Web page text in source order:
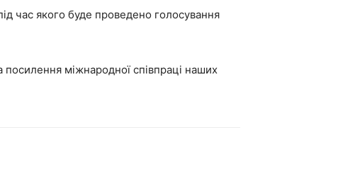
час якого буде проведено голосування
посилення міжнародної співпраці наших